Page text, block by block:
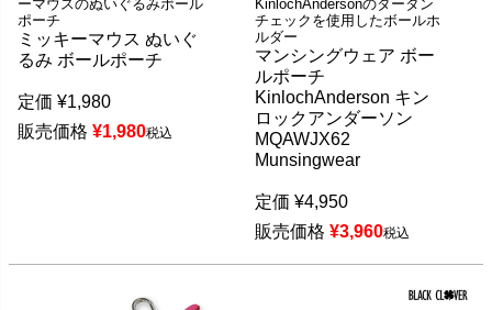
ーマウスのぬいぐるみボール
ポーチ
ミッキーマウス ぬいぐ
るみ ボールポーチ
定価 ¥1,980
販売価格 ¥1,980税込
KinlochAndersonのタータン
チェックを使用したボールホ
ルダー
マンシングウェア ボー
ルポーチ
KinlochAnderson キン
ロックアンダーソン
MQAWJX62
Munsingwear
定価 ¥4,950
販売価格 ¥3,960税込